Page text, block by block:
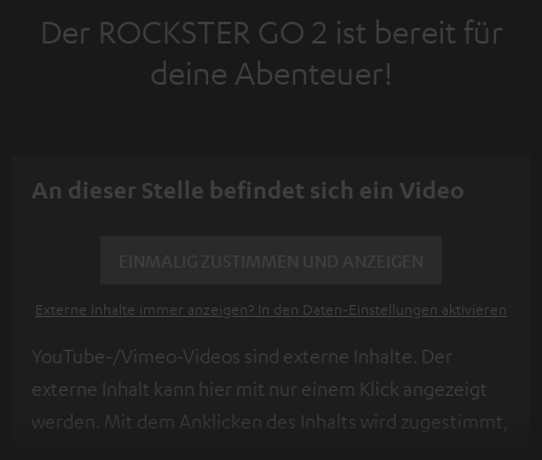
Der ROCKSTER GO 2 ist bereit für
deine Abenteuer!
An dieser Stelle befindet sich ein Video
Externe Inhalte immer anzeigen? In den Daten‑Einstellungen aktivieren
YouTube-/Vimeo-Videos sind externe Inhalte. Der
externe Inhalt kann hier mit nur einem Klick angezeigt
werden. Mit dem Anklicken des Inhalts wird zugestimmt,